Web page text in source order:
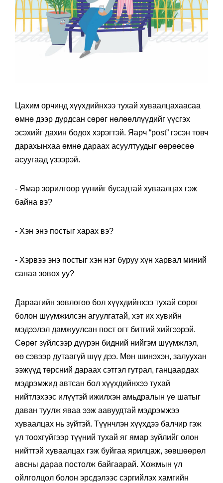
Цахим орчинд хүүхдийнхээ тухай хуваалцахаасаа
өмнө дээр дурдсан сөрөг нөлөөллүүдийг үүсгэх
эсэхийг дахин бодох хэрэгтэй. Яарч “post” гэсэн товч
дарахынхаа өмнө дараах асуултуудыг өөрөөсөө
асуугаад үзээрэй.
- Ямар зорилгоор үүнийг бусадтай хуваалцах гэж
байна вэ?
- Хэн энэ постыг харах вэ?
- Хэрвээ энэ постыг хэн нэг буруу хүн харвал миний
санаа зовох уу?
Дараагийн зөвлөгөө бол хүүхдийнхээ тухай сөрөг
болон шүүмжилсэн агуулгатай, хэт их хувийн
мэдээлэл дамжуулсан пост огт битгий хийгээрэй.
Сөрөг зүйлсээр дүүрэн бидний нийгэм шүүмжлэл,
өө сэвээр дутаагүй шүү дээ. Мөн шинэхэн, залуухан
ээжүүд төрсний дараах сэтгэл гутрал, ганцаардах
мэдрэмжид автсан бол хүүхдийнхээ тухай
нийтлэхээс илүүтэй ижилхэн амьдралын үе шатыг
даван туулж яваа ээж аавуудтай мэдрэмжээ
хуваалцах нь зүйтэй. Түүнчлэн хүүхдээ балчир гэж
үл тоохгүйгээр түүний тухай яг ямар зүйлийг олон
нийттэй хуваалцах гэж буйгаа ярилцаж, зөвшөөрөл
авсны дараа постолж байгаарай. Хожмын үл
ойлголцол болон эрсдэлээс сэргийлэх хамгийн